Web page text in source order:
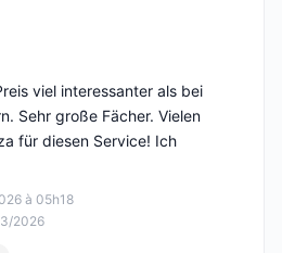
à 05h18
2026
viel interessanter als bei
Sehr große Fächer. Vielen
für diesen Service! Ich